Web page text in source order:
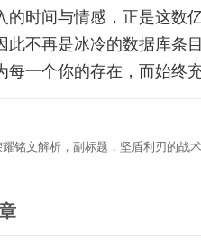
的时间与情感，正是这数
此不再是冰冷的数据库条
每一个你的存在，而始终
耀铭文解析，副标题，坚盾利刃的战